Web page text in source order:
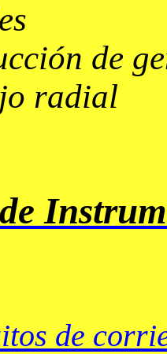
de
radial
de